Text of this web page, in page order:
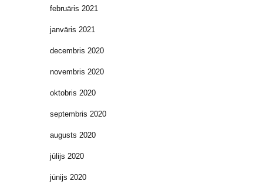
februāris 2021
janvāris 2021
decembris 2020
novembris 2020
oktobris 2020
septembris 2020
augusts 2020
jūlijs 2020
jūnijs 2020